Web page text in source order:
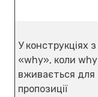
У конструкціях з
«why», коли why
вживається для
пропозиції